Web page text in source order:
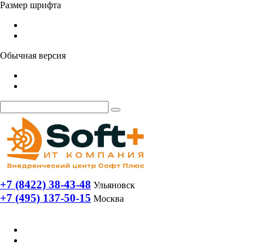
Размер шрифта
Обычная версия
+7 (8422) 38-43-48 Ульяновск
+7 (495) 137-50-15 Москва